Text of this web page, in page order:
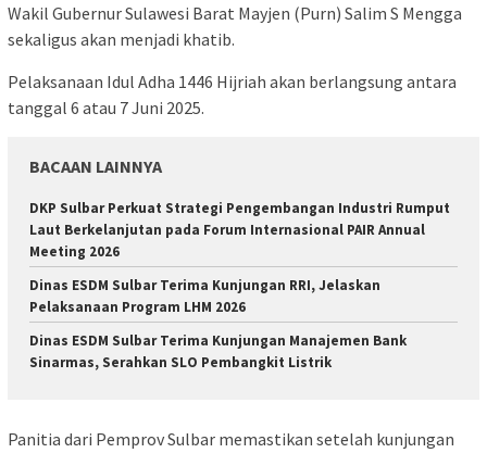
Wakil Gubernur Sulawesi Barat Mayjen (Purn) Salim S Mengga
sekaligus akan menjadi khatib.
Pelaksanaan Idul Adha 1446 Hijriah akan berlangsung antara
tanggal 6 atau 7 Juni 2025.
BACAAN LAINNYA
DKP Sulbar Perkuat Strategi Pengembangan Industri Rumput
Laut Berkelanjutan pada Forum Internasional PAIR Annual
Meeting 2026
Dinas ESDM Sulbar Terima Kunjungan RRI, Jelaskan
Pelaksanaan Program LHM 2026
Dinas ESDM Sulbar Terima Kunjungan Manajemen Bank
Sinarmas, Serahkan SLO Pembangkit Listrik
Panitia dari Pemprov Sulbar memastikan setelah kunjungan